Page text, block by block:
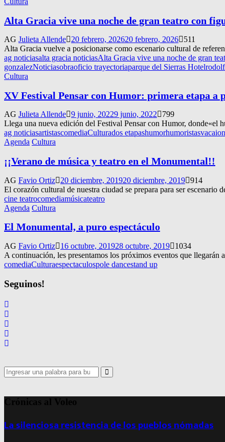
Alta Gracia vive una noche de gran teatro con
AG Julieta Allende 20 febrero, 202620 febrero, 2026
511
Alta Gracia vuelve a posicionarse como escenario cultural de
ag noticiasalta gracia noticiasAlta Gracia vive una noche de gran
gonzalezNoticiasobraoficio trayectoriaparque del Sierras Hotel
Cultura
XV Festival Pensar con Humor: primera etapa a
AG Julieta Allende 9 junio, 20229 junio, 2022
799
Llega una nueva edición del Festival Pensar con Humor, donde«el
ag noticiasartistascomediaCulturados etapashumorhumoristas
Agenda Cultura
¡¡Verano de música y teatro en el Monumental!!
AG Favio Ortiz 20 diciembre, 201920 diciembre, 2019 914
El corazón cultural de nuestra ciudad se prepara para ser
cine teatrocomediamúsicateatro
Agenda Cultura
El Monumental, a puro espectáculo
AG Favio Ortiz 16 octubre, 201928 octubre, 2019
1034
A continuación, les presentamos los próximos eventos que llegarán
comediaCulturaespectaculospole dancestand up
Seguinos!
Search
for:
Search
Crónicas al Voleo
La silenciosa resistencia de los pueblos nómadas